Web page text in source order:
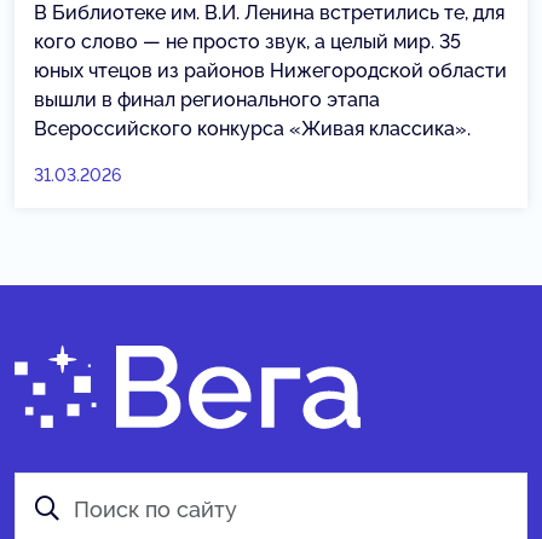
В Библиотеке им. В.И. Ленина встретились те, для
кого слово — не просто звук, а целый мир. 35
юных чтецов из районов Нижегородской области
вышли в финал регионального этапа
Всероссийского конкурса «Живая классика».
31.03.2026